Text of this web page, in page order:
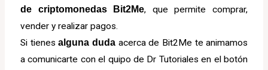
de criptomonedas Bit2Me, que permite comprar,
vender y realizar pagos.
Si tienesalguna dudaacerca de Bit2Me te animamos
a comunicarte con el quipo de Dr Tutoriales en el botón